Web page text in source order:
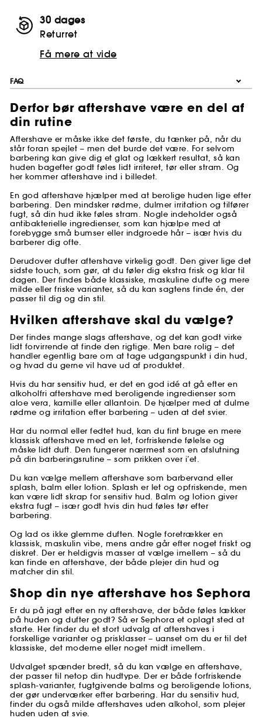
30 dages
Returret
Få mere at vide
FAQ
Derfor bør aftershave være en del af
din rutine
Aftershave er måske ikke det første, du tænker på, når du
står foran spejlet – men det burde det være. For selvom
barbering kan give dig et glat og lækkert resultat, så kan
huden bagefter godt føles lidt irriteret, tør eller stram. Og
her kommer aftershave ind i billedet.
En god aftershave hjælper med at berolige huden lige efter
barbering. Den mindsker rødme, dulmer irritation og tilfører
fugt, så din hud ikke føles stram. Nogle indeholder også
antibakterielle ingredienser, som kan hjælpe med at
forebygge små bumser eller indgroede hår – især hvis du
barberer dig ofte.
Derudover dufter aftershave virkelig godt. Den giver lige det
sidste touch, som gør, at du føler dig ekstra frisk og klar til
dagen. Der findes både klassiske, maskuline dufte og mere
milde eller friske varianter, så du kan sagtens finde én, der
passer til dig og din stil.
Hvilken aftershave skal du vælge?
Der findes mange slags aftershave, og det kan godt virke
lidt forvirrende at finde den rigtige. Men bare rolig – det
handler egentlig bare om at tage udgangspunkt i din hud,
og hvad du gerne vil have ud af produktet.
Hvis du har sensitiv hud, er det en god idé at gå efter en
alkoholfri aftershave med beroligende ingredienser som
aloe vera, kamille eller allantoin. De hjælper med at dulme
rødme og irritation efter barbering – uden at det svier.
Har du normal eller fedtet hud, kan du fint bruge en mere
klassisk aftershave med en let, forfriskende følelse og
måske lidt duft. Den fungerer nærmest som en afslutning
på din barberingsrutine – som prikken over i’et.
Du kan vælge mellem aftershave som barbervand eller
splash, balm eller lotion. Splash er let og opfriskende, men
kan være lidt skrap for sensitiv hud. Balm og lotion giver
ekstra fugt – især godt hvis din hud føles tør efter
barbering.
Og lad os ikke glemme duften. Nogle foretrækker en
klassisk, maskulin vibe, mens andre går efter noget friskt og
diskret. Der er heldigvis masser at vælge imellem – så du
kan finde en aftershave, der både plejer din hud og
matcher din stil.
Shop din nye aftershave hos Sephora
Er du på jagt efter en ny aftershave, der både føles lækker
på huden og dufter godt? Så er Sephora et oplagt sted at
starte. Her finder du et stort udvalg af aftershaves i
forskellige varianter og prisklasser – uanset om du er til det
klassiske, det moderne eller noget midt imellem.
Udvalget spænder bredt, så du kan vælge en aftershave,
der passer til netop din hudtype. Der er både forfriskende
splash-varianter, fugtgivende balms og beroligende lotions,
der gør underværker efter barbering. Har du sensitiv hud,
finder du også milde aftershaves uden alkohol, som plejer
huden uden at svie.